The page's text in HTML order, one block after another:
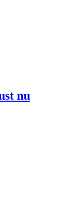
nu